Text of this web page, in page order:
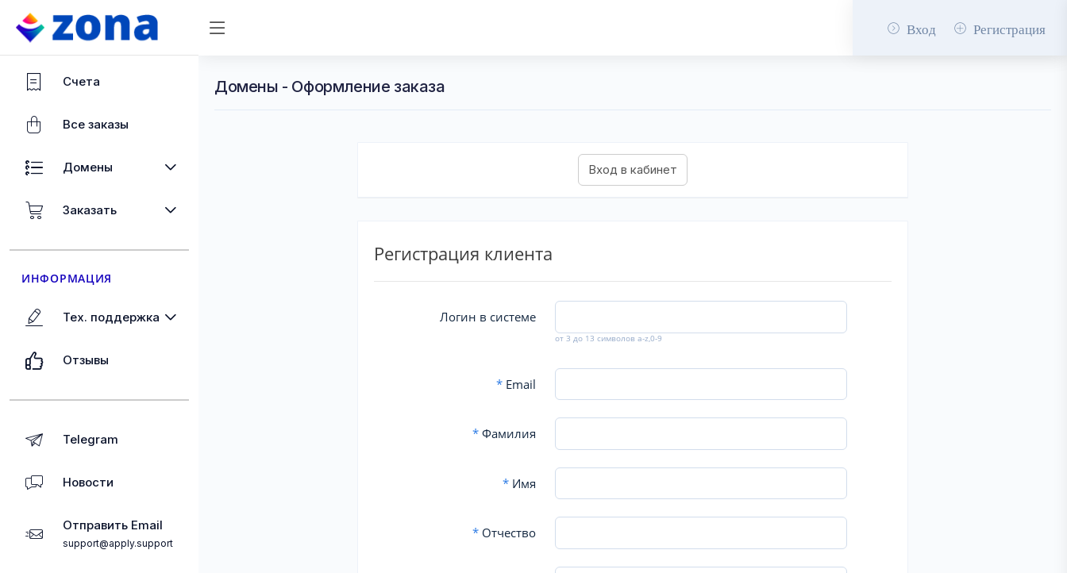
Вход Регистрация
Счета
Все заказы
Домены
Заказать
ИНФОРМАЦИЯ
Тех. поддержка
Отзывы
Telegram
Новости
Отправить Email
support@apply.support
Домены - Оформление заказа
Регистрация клиента
Логин в системе
от 3 до 13 символов a-z,0-9
*Email
*Фамилия
*Имя
*Отчество